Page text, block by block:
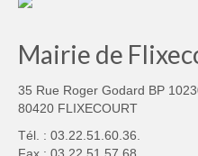
Mairie de
35 Rue Roger Godard BP
80420 FLIXECOURT
Tél. : 03.22.51.60.36.